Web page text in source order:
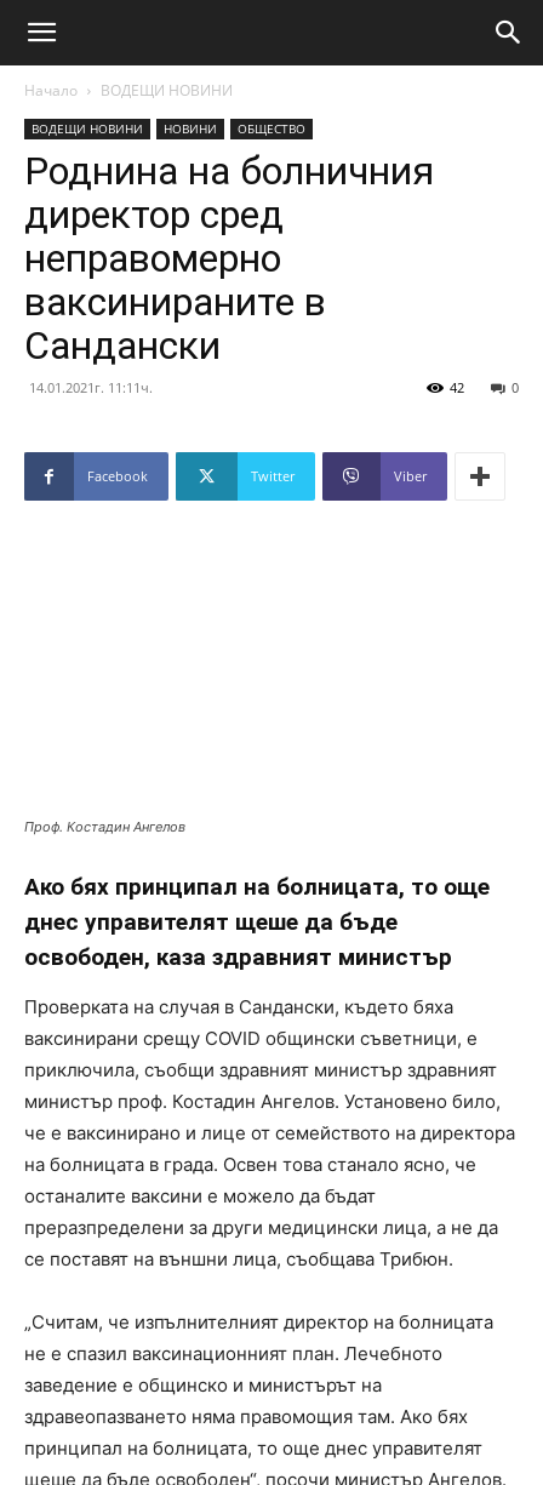
Начало ВОДЕЩИ НОВИНИ
ВОДЕЩИ НОВИНИ НОВИНИ ОБЩЕСТВО
Роднина на болничния
директор сред
неправомерно
ваксинираните в
Сандански
14.01.2021г. 11:11ч. 0
42
Facebook Twitter Viber
Проф. Костадин Ангелов
Ако бях принципал на болницата, то още
днес управителят щеше да бъде
освободен, каза здравният министър
Проверката на случая в Сандански, където бяха
ваксинирани срещу COVID общински съветници, е
приключила, съобщи здравният министър здравният
министър проф. Костадин Ангелов. Установено било,
че е ваксинирано и лице от семейството на директора
на болницата в града. Освен това станало ясно, че
останалите ваксини е можело да бъдат
преразпределени за други медицински лица, а не да
се поставят на външни лица, съобщава Трибюн.
„Считам, че изпълнителният директор на болницата
не е спазил ваксинационният план. Лечебното
заведение е общинско и министърът на
здравеопазването няма правомощия там. Ако бях
принципал на болницата, то още днес управителят
щеше да бъде освободен“, посочи министър Ангелов.